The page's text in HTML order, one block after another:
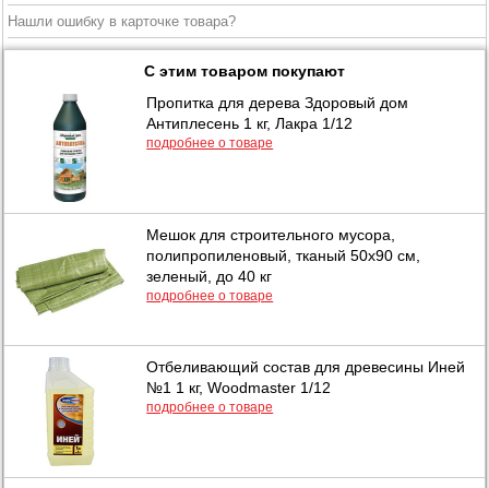
Нашли ошибку в карточке товара?
С этим товаром покупают
Пропитка для дерева Здоровый дом
Антиплесень 1 кг, Лакра 1/12
подробнее о товаре
Мешок для строительного мусора,
полипропиленовый, тканый 50х90 см,
зеленый, до 40 кг
подробнее о товаре
Отбеливающий состав для древесины Иней
№1 1 кг, Woodmaster 1/12
подробнее о товаре